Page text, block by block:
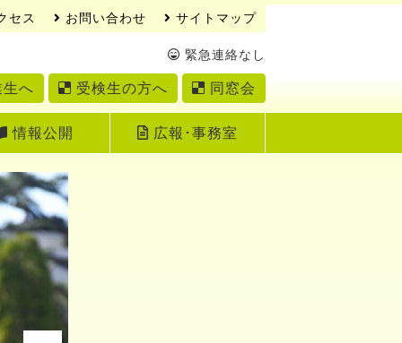
サイトマップ
お問い合わせ
セス
緊急連絡なし
へ 受検生の方へ 同窓会
情報公開 広報･事務室